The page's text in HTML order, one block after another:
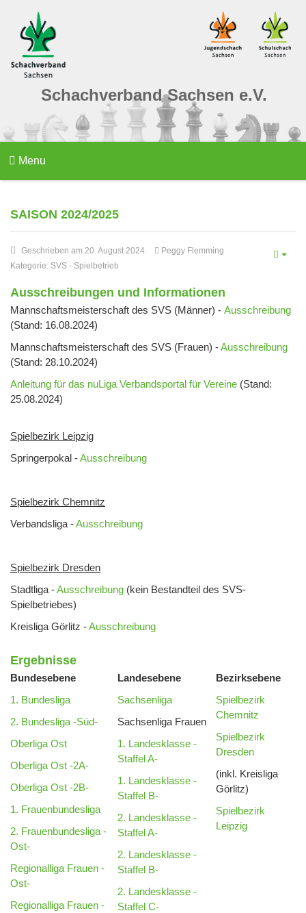
Schachverband Sachsen e.V.
Menu
SAISON 2024/2025
Geschrieben am 20. August 2024
Peggy Flemming
Kategorie: SVS - Spielbetrieb
Ausschreibungen und Informationen
Mannschaftsmeisterschaft des SVS (Männer) - Ausschreibung
(Stand: 16.08.2024)
Mannschaftsmeisterschaft des SVS (Frauen) -Ausschreibung
(Stand: 28.10.2024)
Anleitung für das nuLiga Verbandsportal für Vereine (Stand:
25.08.2024)
Spielbezirk Leipzig
Springerpokal -Ausschreibung
Spielbezirk Chemnitz
Verbandsliga -Ausschreibung
Spielbezirk Dresden
Stadtliga -Ausschreibung (kein Bestandteil des SVS-
Spielbetriebes)
Kreisliga Görlitz -Ausschreibung
Ergebnisse
Bundesebene Landesebene
Bezirksebene
1. Bundesliga
2. Bundesliga -Süd-
Oberliga Ost
Oberliga Ost -2A-
Oberliga Ost -2B-
1. Frauenbundesliga
2. Frauenbundesliga -
Ost-
Regionalliga Frauen -
Ost-
Regionalliga Frauen -
Sachsenliga
Sachsenliga Frauen
1. Landesklasse -
Staffel A-
1. Landesklasse -
Staffel B-
2. Landesklasse -
Staffel A-
2. Landesklasse -
Staffel B-
2. Landesklasse -
Staffel C-
Spielbezirk
Chemnitz
Spielbezirk
Dresden
(inkl. Kreisliga
Görlitz)
Spielbezirk
Leipzig